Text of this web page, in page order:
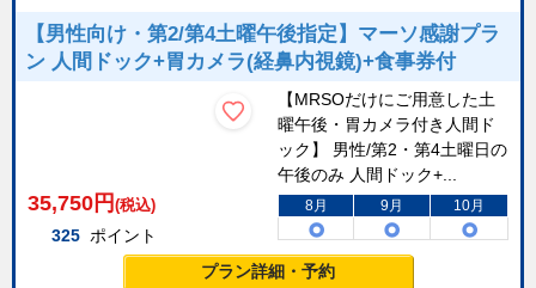
【男性向け・第2/第4土曜午後指定】マーソ感謝プラ
ン 人間ドック+胃カメラ(経鼻内視鏡)+食事券付
【MRSOだけにご用意した土
曜午後・胃カメラ付き人間ド
ック】 男性/第2・第4土曜日の
午後のみ 人間ドック+...
35,750 円 (税込)
325 ポイント
8月 9月 10月
プラン詳細・予約